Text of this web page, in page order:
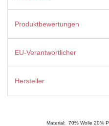
Produktbewertungen
EU-Verantwortlicher
Hersteller
Material: 70% Wolle 20%